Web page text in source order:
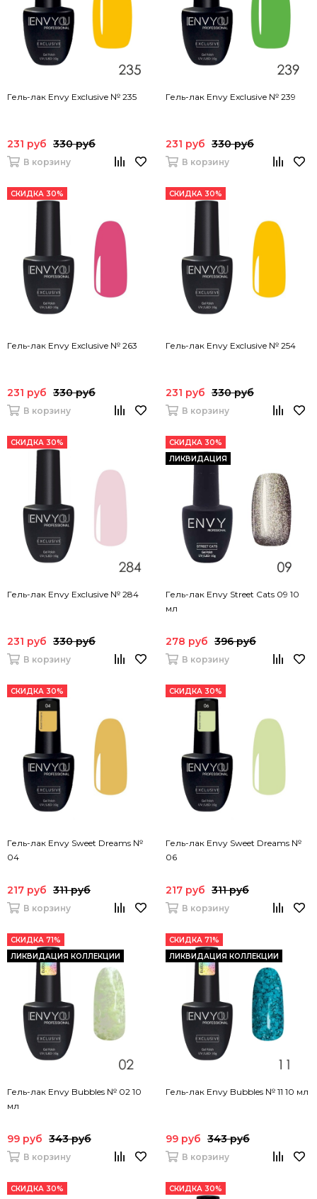
Гель-лак Envy Exclusive № 235
231 руб 330 руб
В корзину
Гель-лак Envy Exclusive № 239
231 руб 330 руб
В корзину
СКИДКА 30%
Гель-лак Envy Exclusive № 263
231 руб 330 руб
В корзину
СКИДКА 30%
Гель-лак Envy Exclusive № 254
231 руб 330 руб
В корзину
СКИДКА 30%
Гель-лак Envy Exclusive № 284
231 руб 330 руб
В корзину
СКИДКА 30%
ЛИКВИДАЦИЯ
Гель-лак Envy Street Cats 09 10
мл
278 руб 396 руб
В корзину
СКИДКА 30%
Гель-лак Envy Sweet Dreams №
04
217 руб 311 руб
В корзину
СКИДКА 30%
Гель-лак Envy Sweet Dreams №
06
217 руб 311 руб
В корзину
СКИДКА 71%
ЛИКВИДАЦИЯ КОЛЛЕКЦИИ
Гель-лак Envy Bubbles № 02 10
мл
99 руб 343 руб
В корзину
СКИДКА 71%
ЛИКВИДАЦИЯ КОЛЛЕКЦИИ
Гель-лак Envy Bubbles № 11 10 мл
99 руб 343 руб
В корзину
СКИДКА 30% СКИДКА 30%